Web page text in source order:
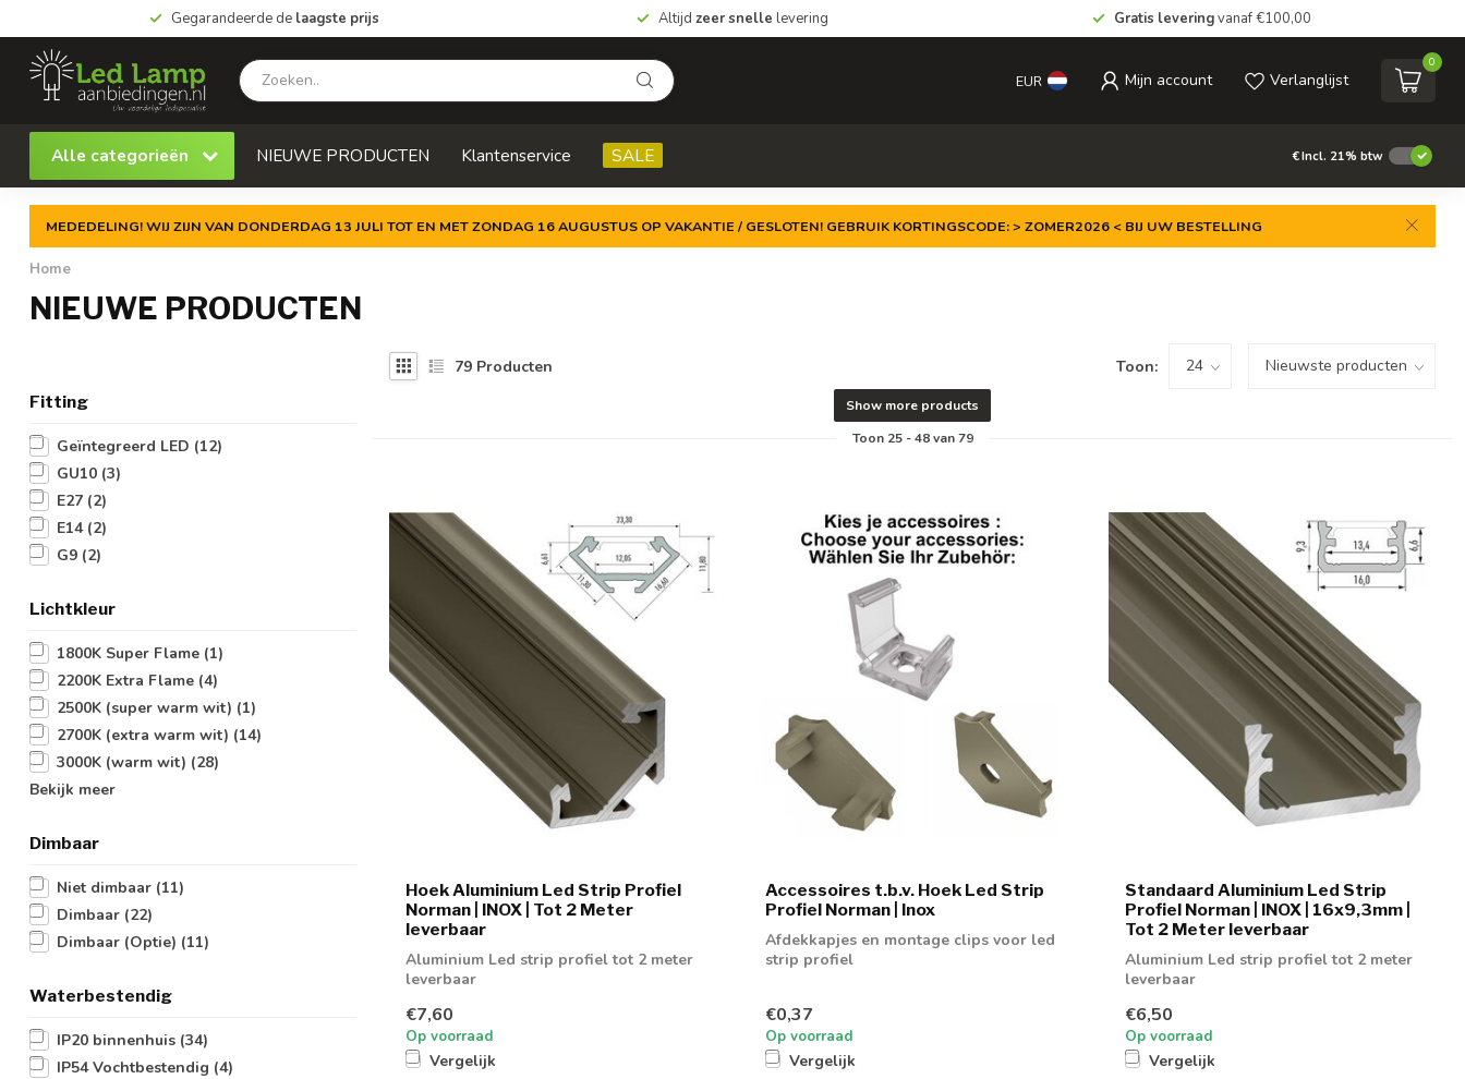
Gegarandeerde de laagste prijs Altijd zeer snelle levering Gratis leveringvanaf €100,00
EUR Mijn account Verlanglijst
0
Alle categorieën NIEUWE PRODUCTEN Klantenservice SALE €Incl. 21% btw
MEDEDELING! WIJ ZIJN VAN DONDERDAG 13 JULI TOT EN MET ZONDAG 16 AUGUSTUS OP VAKANTIE / GESLOTEN! GEBRUIK KORTINGSCODE: > ZOMER2026 < BIJ UW BESTELLING
Home
NIEUWE PRODUCTEN
Fitting
Geïntegreerd LED (12)
GU10 (3)
E27 (2)
E14 (2)
G9 (2)
Lichtkleur
1800K Super Flame (1)
2200K Extra Flame (4)
2500K (super warm wit) (1)
2700K (extra warm wit) (14)
3000K (warm wit) (28)
Bekijk meer
Dimbaar
Niet dimbaar (11)
Dimbaar (22)
Dimbaar (Optie) (11)
Waterbestendig
IP20 binnenhuis (34)
IP54 Vochtbestendig (4)
79 Producten Toon:
Show more products
Toon 25-48van 79
Hoek Aluminium Led Strip Profiel
Norman | INOX | Tot 2 Meter
leverbaar
Aluminium Led strip profiel tot 2 meter
leverbaar
€7,60
Op voorraad
Vergelijk
Accessoires t.b.v. Hoek Led Strip
Profiel Norman | Inox
Afdekkapjes en montage clips voor led
strip profiel
€0,37
Op voorraad
Vergelijk
Standaard Aluminium Led Strip
Profiel Norman | INOX | 16x9,3mm |
Tot 2 Meter leverbaar
Aluminium Led strip profiel tot 2 meter
leverbaar
€6,50
Op voorraad
Vergelijk